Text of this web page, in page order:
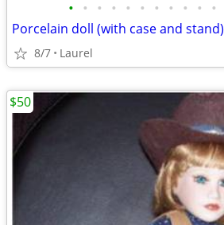
• • • • • • • • • • •
Porcelain doll (with case and stand)
8/7 Laurel
$50